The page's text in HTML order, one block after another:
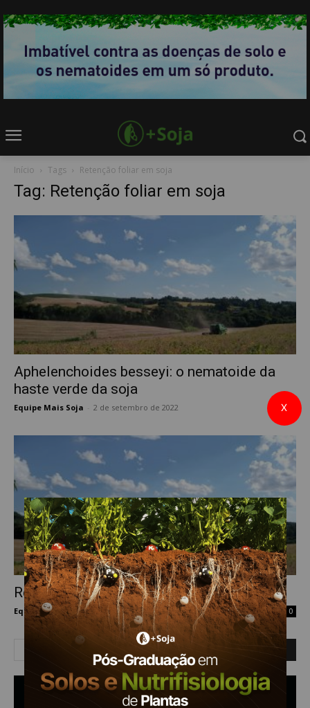
Início Tags Retenção foliar em soja
Tag: Retenção foliar em soja
Aphelenchoides besseyi: o nematoide da
haste verde da soja
Equipe Mais Soja 2 de setembro de 2022
Retenção foliar e haste verde da soja
Equipe Mais Soja - 13 de abril de 2022 0
X